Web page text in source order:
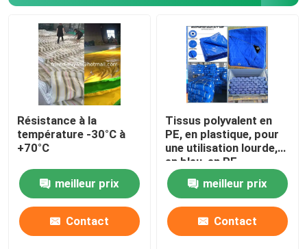
Résistance à la
température -30°C à
+70°C
meilleur prix
Contact
Tissus polyvalent en
PE, en plastique, pour
une utilisation lourde,
en bleu, en PE
meilleur prix
Contact